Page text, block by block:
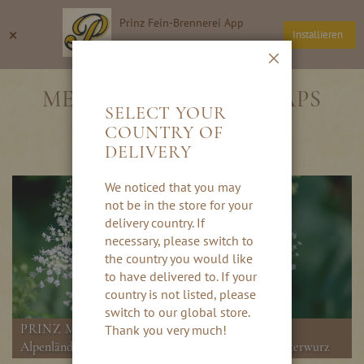
× Prinz Fein-Brennerei App
Installieren
Inhalt
Suche
MEISTERWURZ SCHNAPS
PRINZ MEISTERWURZ SCHNAPS
Alpenländische Spezialität aus den Wurzeln der Meisterwurz
SELECT YOUR
COUNTRY OF
DELIVERY
We noticed that you may
not be in the store for your
delivery country. If
necessary, please switch to
the country you would like
to have delivered to. If your
country is not listed, please
switch to our global store.
Thank you very much!